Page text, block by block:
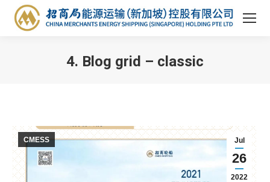
4. Blog grid – classic
Jul
26
2022
CMESS